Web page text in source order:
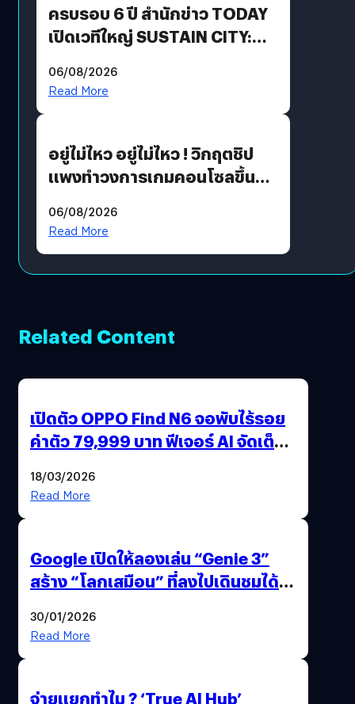
ครบรอบ 6 ปี สำนักข่าว TODAY
เปิดเวทีใหญ่ SUSTAIN CITY:
แนวทางปรับตัวสู่เศรษฐกิจสี
06/08/2026
Read More
อยู่ไม่ไหว อยู่ไม่ไหว ! วิกฤตชิป
แพงทำวงการเกมคอนโซลขึ้น
?
06/08/2026
Read More
Related Content
เปิดตัว OPPO Find N6 จอพับไร้รอย
ค่าตัว 79,999 บาท ฟีเจอร์ AI จัดเต็ม
18/03/2026
Read More
Google เปิดให้ลองเล่น “Genie 3”
สร้าง “โลกเสมือน” ที่ลงไปเดินชมได้
30/01/2026
Read More
จ่ายแยกทำไม ? ‘True AI Hub’